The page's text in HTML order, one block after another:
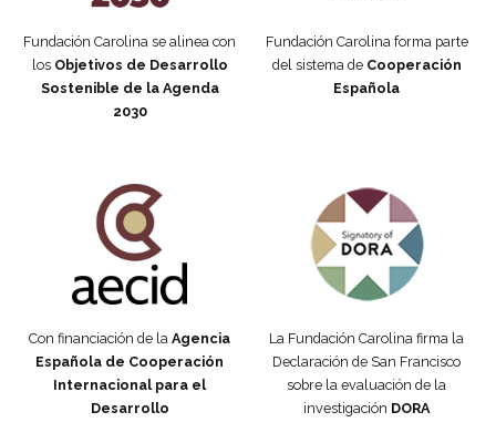
Fundación Carolina se alinea con
los Objetivos de Desarrollo
Sostenible de la Agenda
2030
Fundación Carolina forma parte
del sistema de Cooperación
Española
Con financiación de la Agencia
Española de Cooperación
Internacional para el
Desarrollo
La Fundación Carolina firma la
Declaración de San Francisco
sobre la evaluación de la
investigación DORA